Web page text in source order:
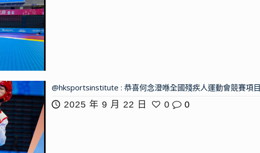
@hksportsinstitute : 恭喜何念澄喺全國殘疾人運動會競賽項
2025 年 9 月 22 日
0
0